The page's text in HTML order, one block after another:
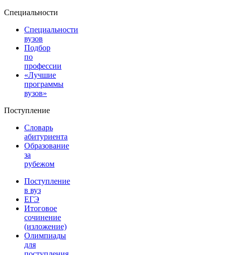
Специальности
Специальности
вузов
Подбор
по
профессии
«Лучшие
программы
вузов»
Поступление
Словарь
абитуриента
Образование
за
рубежом
Поступление
в вуз
ЕГЭ
Итоговое
сочинение
(изложение)
Олимпиады
для